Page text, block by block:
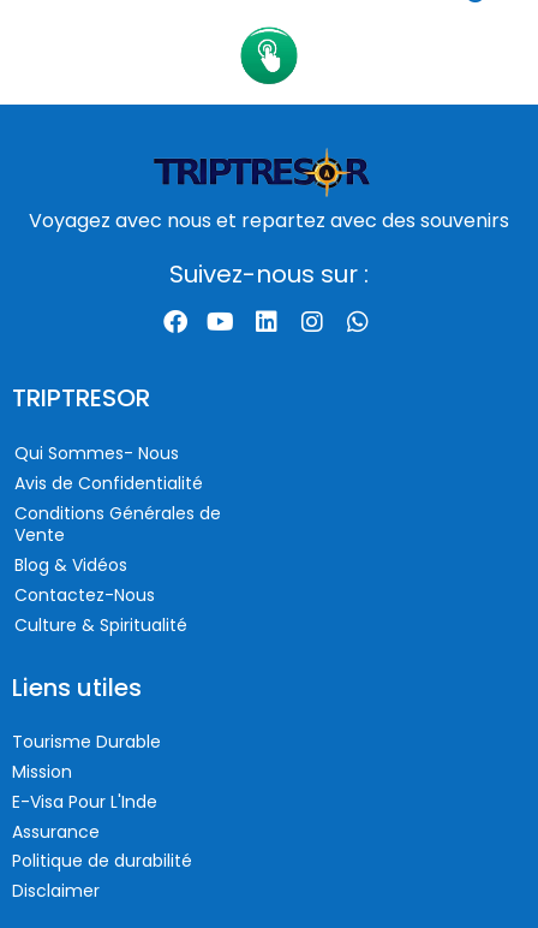
Voyagez avec nous et repartez avec des souvenirs
Suivez-nous sur :
TRIPTRESOR
Qui Sommes- Nous
Avis de Confidentialité
Conditions Générales de
Vente
Blog & Vidéos
Contactez-Nous
Culture & Spiritualité
Liens utiles
Tourisme Durable
Mission
E-Visa Pour L'Inde
Assurance
Politique de durabilité
Disclaimer